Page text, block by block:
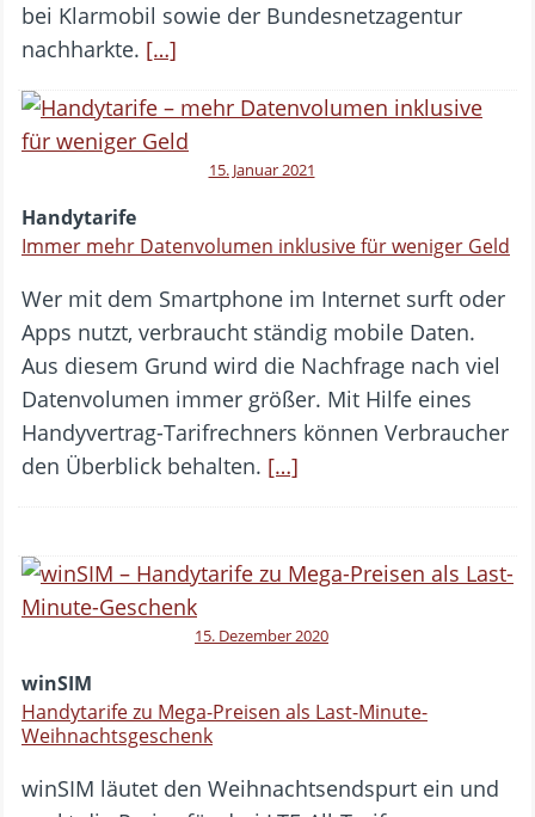
bei Klarmobil sowie der Bundesnetzagentur
nachharkte. […]
15. Januar 2021
Handytarife
Immer mehr Datenvolumen inklusive für weniger Geld
Wer mit dem Smartphone im Internet surft oder
Apps nutzt, verbraucht ständig mobile Daten.
Aus diesem Grund wird die Nachfrage nach viel
Datenvolumen immer größer. Mit Hilfe eines
Handyvertrag-Tarifrechners können Verbraucher
den Überblick behalten. […]
15. Dezember 2020
winSIM
Handytarife zu Mega-Preisen als Last-Minute-
Weihnachtsgeschenk
winSIM läutet den Weihnachtsendspurt ein und